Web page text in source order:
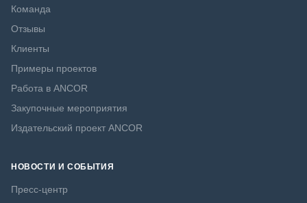
Команда
Отзывы
Клиенты
Примеры проектов
Работа в ANCOR
Закупочные мероприятия
Издательский проект ANCOR
НОВОСТИ И СОБЫТИЯ
Пресс-центр